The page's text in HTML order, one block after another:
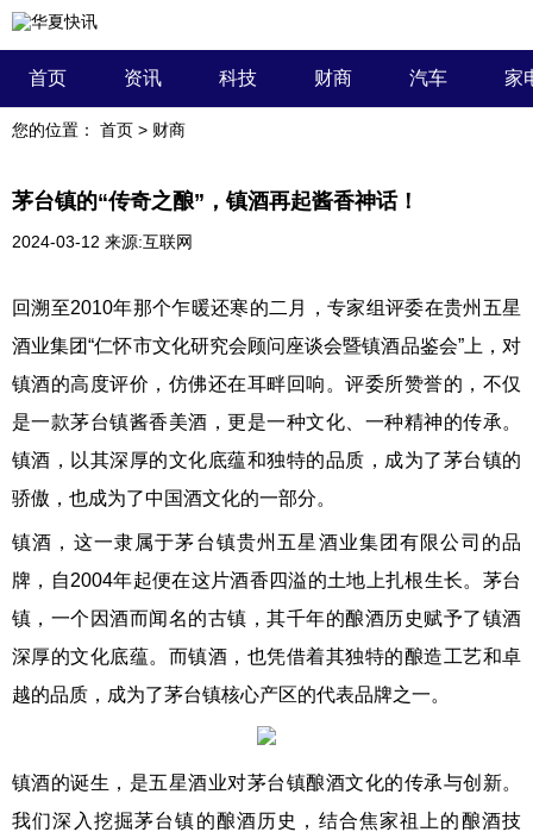
首页 资讯 科技 财商 汽车 家
您的位置： 首页 > 财商
茅台镇的“传奇之酿”，镇酒再起酱香神话！
2024-03-12 来源:互联网
回溯至2010年那个乍暖还寒的二月，专家组评委在贵州五星
酒业集团“仁怀市文化研究会顾问座谈会暨镇酒品鉴会”上，对
镇酒的高度评价，仿佛还在耳畔回响。评委所赞誉的，不仅
是一款茅台镇酱香美酒，更是一种文化、一种精神的传承。
镇酒，以其深厚的文化底蕴和独特的品质，成为了茅台镇的
骄傲，也成为了中国酒文化的一部分。
镇酒，这一隶属于茅台镇贵州五星酒业集团有限公司的品
牌，自2004年起便在这片酒香四溢的土地上扎根生长。茅台
镇，一个因酒而闻名的古镇，其千年的酿酒历史赋予了镇酒
深厚的文化底蕴。而镇酒，也凭借着其独特的酿造工艺和卓
越的品质，成为了茅台镇核心产区的代表品牌之一。
镇酒的诞生，是五星酒业对茅台镇酿酒文化的传承与创新。
我们深入挖掘茅台镇的酿酒历史，结合焦家祖上的酿酒技